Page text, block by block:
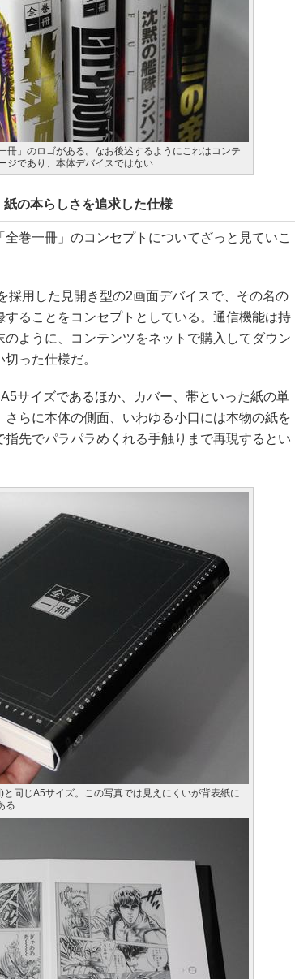
冊」のロゴがある。なお後述するようにこれはコンテ
ジであり、本体デバイスではない
の本らしさを追求した仕様
巻一冊」のコンセプトについてざっと見ていこ
用した見開き型の2画面デバイスで、その名の
ることをコンセプトとしている。通信機能は持
ように、コンテンツをネットで購入してダウン
った仕様だ。
サイズであるほか、カバー、帯といった紙の単
らに本体の側面、いわゆる小口には本物の紙を
先でパラパラめくれる手触りまで再現するとい
同じA5サイズ。この写真では見えにくいが背表紙に
る